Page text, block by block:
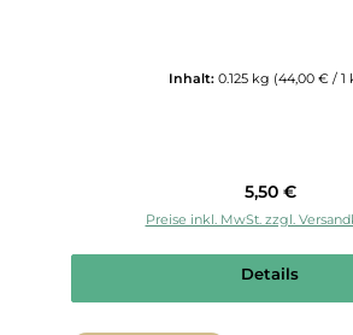
Inhalt: 0.125 kg (44,00 € / 1
Regulärer
5,50 €
Preise inkl. MwSt. zzgl.
Details